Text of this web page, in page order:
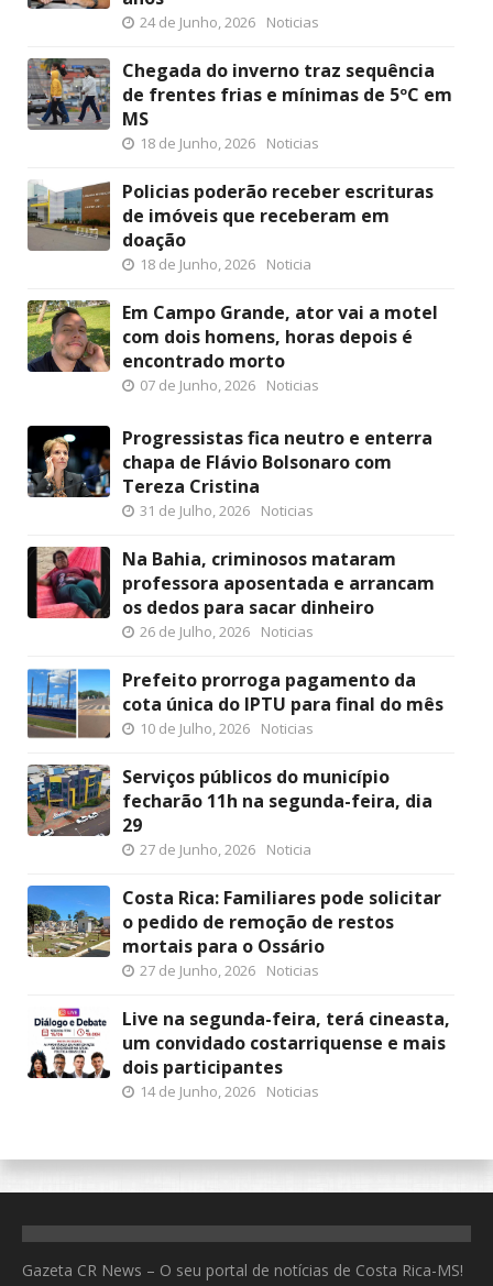
24 de Junho, 2026 Noticias
Chegada do inverno traz sequência
de frentes frias e mínimas de 5ºC em
MS
18 de Junho, 2026 Noticias
Policias poderão receber escrituras
de imóveis que receberam em
doação
18 de Junho, 2026 Noticia
Em Campo Grande, ator vai a motel
com dois homens, horas depois é
encontrado morto
07 de Junho, 2026 Noticias
Progressistas fica neutro e enterra
chapa de Flávio Bolsonaro com
Tereza Cristina
31 de Julho, 2026 Noticias
Na Bahia, criminosos mataram
professora aposentada e arrancam
os dedos para sacar dinheiro
26 de Julho, 2026 Noticias
Prefeito prorroga pagamento da
cota única do IPTU para final do mês
10 de Julho, 2026 Noticias
Serviços públicos do município
fecharão 11h na segunda-feira, dia
29
27 de Junho, 2026 Noticia
Costa Rica: Familiares pode solicitar
o pedido de remoção de restos
mortais para o Ossário
27 de Junho, 2026 Noticias
Live na segunda-feira, terá cineasta,
um convidado costarriquense e mais
dois participantes
14 de Junho, 2026 Noticias
Gazeta CR News – O seu portal de notícias de Costa Rica-MS!